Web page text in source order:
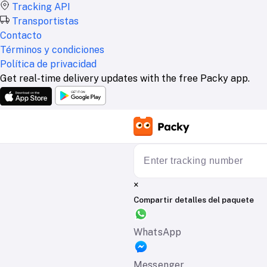
Tracking API
Transportistas
Contacto
Términos y condiciones
Política de privacidad
Get real-time delivery updates with the free Packy app.
×
Compartir detalles del paquete
WhatsApp